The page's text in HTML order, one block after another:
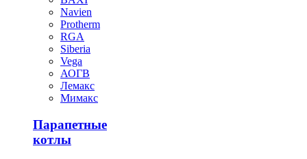
Navien
Protherm
RGA
Siberia
Vega
АОГВ
Лемакс
Мимакс
Парапетные
котлы